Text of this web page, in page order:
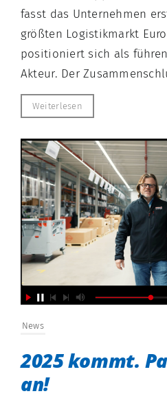
fasst das Unternehmen
größten Logistikmarkt
positioniert sich als
Akteur. Der
Weiterlesen
News
2025 kommt.
an!